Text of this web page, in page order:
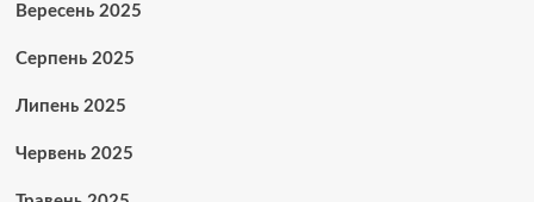
Вересень 2025
Серпень 2025
Липень 2025
Червень 2025